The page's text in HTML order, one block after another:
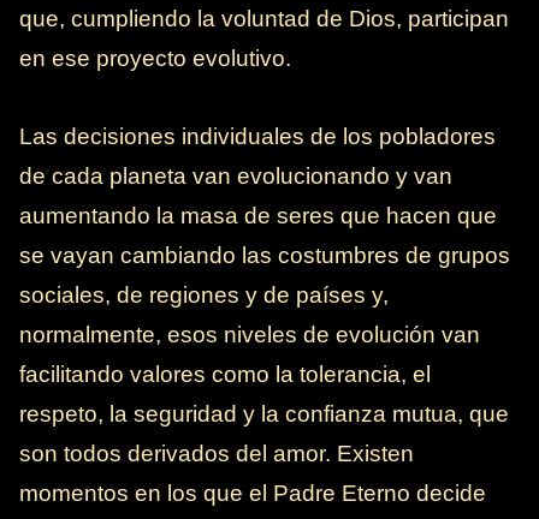
que, cumpliendo la voluntad de Dios, participan
en ese proyecto evolutivo.
Las decisiones individuales de los pobladores
de cada planeta van evolucionando y van
aumentando la masa de seres que hacen que
se vayan cambiando las costumbres de grupos
sociales, de regiones y de países y,
normalmente, esos niveles de evolución van
facilitando valores como la tolerancia, el
respeto, la seguridad y la confianza mutua, que
son todos derivados del amor. Existen
momentos en los que el Padre Eterno decide